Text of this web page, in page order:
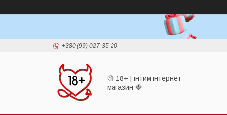
+380 (99) 027-35-20
🔞 18+ | інтим інтернет-
магазин 🍓